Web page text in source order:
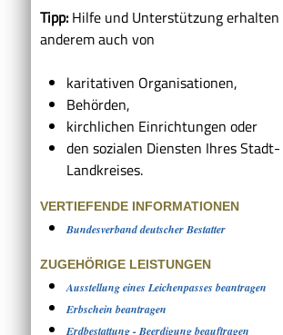
Tipp: Hilfe und Unterstützung
anderem auch von
karitativen Organisationen,
Behörden,
kirchlichen Einrichtungen oder
den sozialen Diensten Ihres
Landkreises.
VERTIEFENDE INFORMATIONEN
Bundesverband deutscher Bestatter
ZUGEHÖRIGE LEISTUNGEN
Ausstellung eines Leichenpasses beantragen
Erbschein beantragen
Erdbestattung - Beerdigung beauftragen